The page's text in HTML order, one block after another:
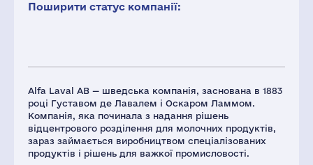
Alfa Laval AB — шведська компанія, заснована в 1883
році Густавом де Лавалем і Оскаром Ламмом.
Компанія, яка починала з надання рішень
відцентрового розділення для молочних продуктів,
зараз займається виробництвом спеціалізованих
продуктів і рішень для важкої промисловості.
Поширити статус компанії: